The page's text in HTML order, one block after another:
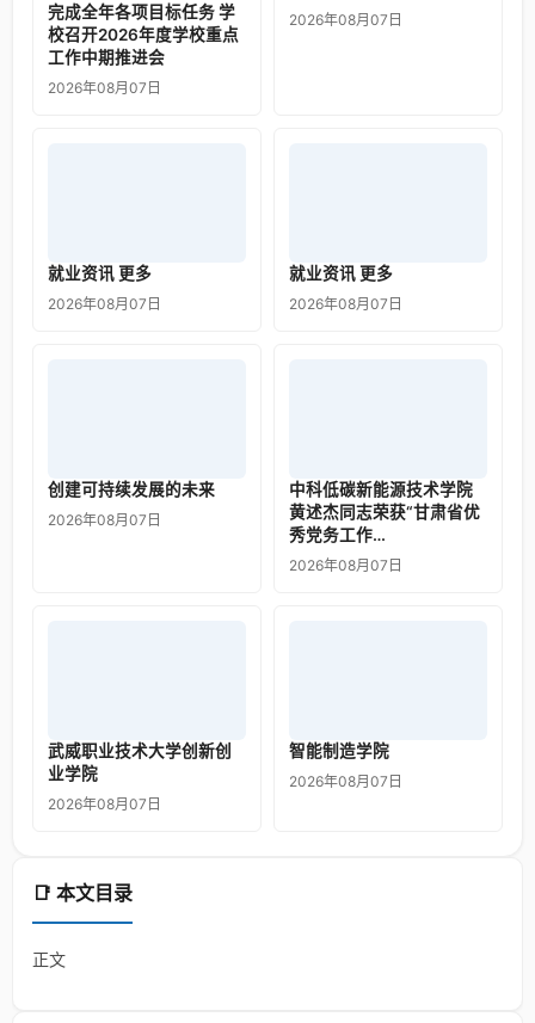
📑 本文目录
正文
完成全年各项目标任务 学
校召开2026年度学校重点
工作中期推进会
2026年08月07日
2026年08月07日
就业资讯 更多
2026年08月07日
就业资讯 更多
2026年08月07日
创建可持续发展的未来
2026年08月07日
中科低碳新能源技术学院
黄述杰同志荣获“甘肃省优
秀党务工作…
2026年08月07日
武威职业技术大学创新创
业学院
2026年08月07日
智能制造学院
2026年08月07日